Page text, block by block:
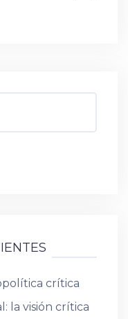
crítica
la visión crítica